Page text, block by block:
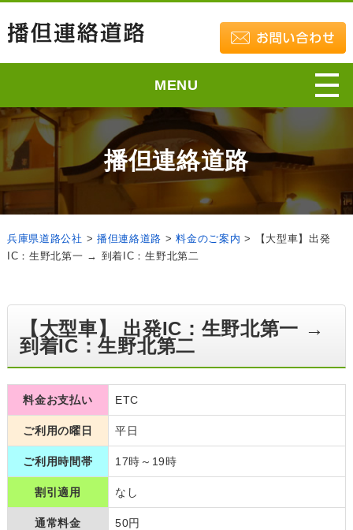
MENU
播但連絡道路
兵庫県道路公社 > 播但連絡道路 >料金のご案内 >
【大型車】出発
IC：生野北第一 → 到着IC：生野北第二
【大型車】 出発IC：生野北第一 →
到着IC：生野北第二
料金お支払い ETC
ご利用の曜日 平日
ご利用時間帯 17時～19時
割引適用 なし
通常料金 50円